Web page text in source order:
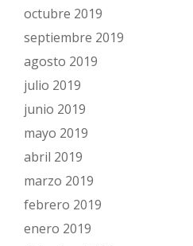
octubre 2019
septiembre 2019
agosto 2019
julio 2019
junio 2019
mayo 2019
abril 2019
marzo 2019
febrero 2019
enero 2019